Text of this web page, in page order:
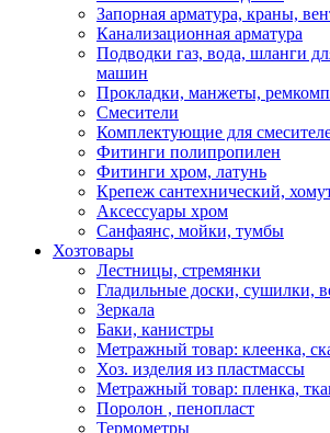
Запорная арматура, краны,
Канализационная арматура
Подводки газ, вода, шланги
машин
Прокладки, манжеты,
Смесители
Комплектующие для
Фитинги полипропилен
Фитинги хром, латунь
Крепеж сантехнический,
Аксессуары хром
Санфаянс, мойки, тумбы
Хозтовары
Лестницы, стремянки
Гладильные доски, сушилки,
Зеркала
Баки, канистры
Метражный товар: клеенка,
Хоз. изделия из пластмассы
Метражный товар: пленка,
Поролон , пенопласт
Термометры